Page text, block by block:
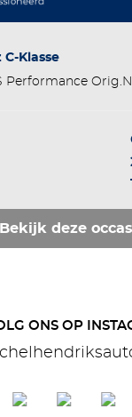
C-Klasse
Performance Orig.NL
Bekijk deze
ONS OP